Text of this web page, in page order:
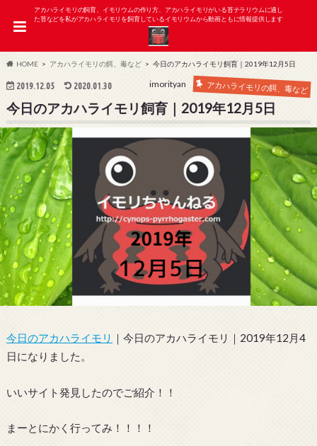
アカハライモリの飼育、イモリウムの作り方、アカハライモリがいる苔テラリウムに適し
た苔などを私がアカハライモリを飼育しているイモリウムから動画ともに情報提供します
HOME アカハライモリの餌、毒など 今日のアカハライモリ飼育｜2019年12月5日
2019.12.05 2020.01.30 アカハライモリの餌、毒など
imorityan
今日のアカハライモリ飼育｜2019年12月5日
今日のアカハライモリ
｜今日のアカハライモリ｜2019年12月4
日になりました。
いいサイト発見したのでご紹介！！
まーとにかく行ってみ！！！！